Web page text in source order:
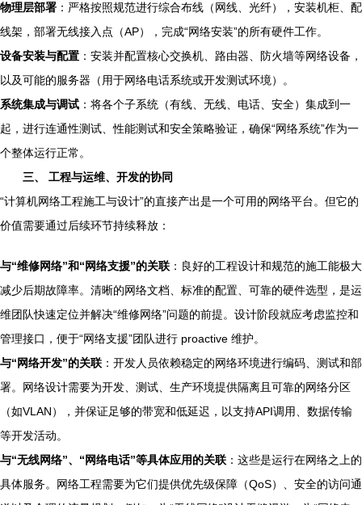
物理层部署 ：严格按照规范进行综合布线（网线、光纤），安装机柜、配
线架，部署无线接入点（AP），完成“网络安装”的所有硬件工作。
设备安装与配置 ：安装并配置核心交换机、路由器、防火墙等网络设备，
以及可能的服务器（用于网络电话系统或开发测试环境）。
系统集成与调试 ：将各个子系统（有线、无线、电话、安全）集成到一
起，进行连通性测试、性能测试和安全策略验证，确保“网络系统”作为一
个整体运行正常。
三、 工程与运维、开发的协同
“计算机网络工程施工与设计”的直接产出是一个可用的网络平台。但它的
价值需要通过后续环节持续释放：
与“维修网络”和“网络支援”的关联 ：良好的工程设计和规范的施工能极大
减少后期故障率。清晰的网络文档、标准的配置、可靠的硬件选型，是运
维团队快速定位并解决“维修网络”问题的前提。设计阶段就应考虑监控和
管理接口，便于“网络支援”团队进行 proactive 维护。
与“网络开发”的关联 ：开发人员依赖稳定的网络环境进行编码、测试和部
署。网络设计需要为开发、测试、生产环境提供隔离且可靠的网络分区
（如VLAN），并保证足够的带宽和低延迟，以支持API调用、数据传输
等开发活动。
与“无线网络”、“网络电话”等具体应用的关联 ：这些是运行在网络之上的
具体服务。网络工程需要为它们提供优先级保障（QoS）、安全的访问通